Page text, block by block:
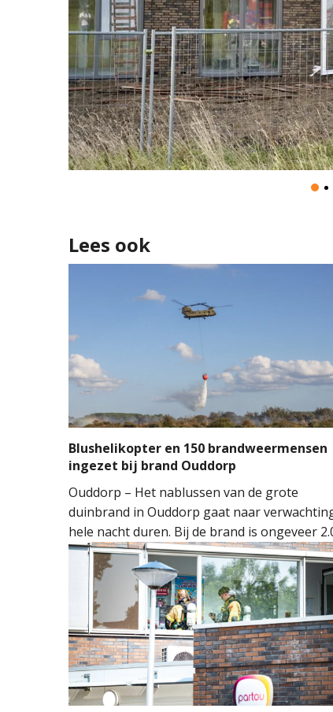
Lees ook
Blushelikopter en 150 brandweermensen
ingezet bij brand Ouddorp
Ouddorp – Het nablussen van de grote
duinbrand in Ouddorp gaat naar
hele nacht duren. Bij de brand is ongeveer
vierkante meter natuur verloren gegaan. De
brand ontstond rond 14.00 uur, waarna de
brandweer groots opschaalde. Tientallen
brandweervoertuigen en ongeveer 150
brandweermensen werden ingezet om het
onder controle te krijgen.